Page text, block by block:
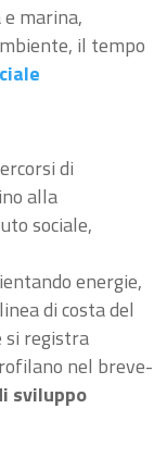
marina,
il tempo
di
alla
sociale,
energie,
di costa del
si registra
nel breve-
sviluppo